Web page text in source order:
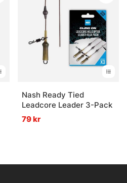
Nash Ready Tied
Leadcore Leader 3-Pack
79 kr